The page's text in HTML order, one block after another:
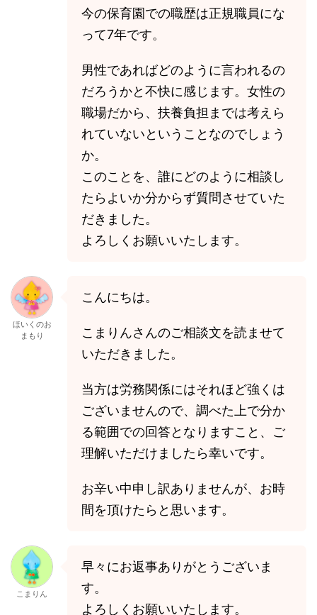
今の保育園での職歴は正規職員にな
って7年です。
男性であればどのように言われるの
だろうかと不快に感じます。女性の
職場だから、扶養負担までは考えら
れていないということなのでしょう
か。
このことを、誰にどのように相談し
たらよいか分からず質問させていた
だきました。
よろしくお願いいたします。
ほいくのお
まもり
こんにちは。
こまりんさんのご相談文を読ませて
いただきました。
当方は労務関係にはそれほど強くは
ございませんので、調べた上で分か
る範囲での回答となりますこと、ご
理解いただけましたら幸いです。
お辛い中申し訳ありませんが、お時
間を頂けたらと思います。
こまりん
早々にお返事ありがとうございま
す。
よろしくお願いいたします。